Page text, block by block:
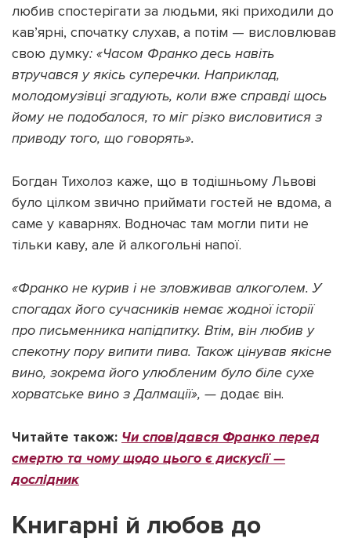
любив спостерігати за людьми, які приходили до
кав’ярні, спочатку слухав, а потім — висловлював
свою думку: «Часом Франко десь навіть
втручався у якісь суперечки. Наприклад,
молодомузівці згадують, коли вже справді щось
йому не подобалося, то міг різко висловитися з
приводу того, що говорять».
Богдан Тихолоз каже, що в тодішньому Львові
було цілком звично приймати гостей не вдома, а
саме у каварнях. Водночас там могли пити не
тільки каву, але й алкогольні напої.
«Франко не курив і не зловживав алкоголем. У
спогадах його сучасників немає жодної історії
про письменника напідпитку. Втім, він любив у
спекотну пору випити пива. Також цінував якісне
вино, зокрема його улюбленим було біле сухе
хорватське вино з Далмації», — додає він.
Читайте також: Чи сповідався Франко перед
смертю та чому щодо цього є дискусії —
дослідник
Книгарні й любов до